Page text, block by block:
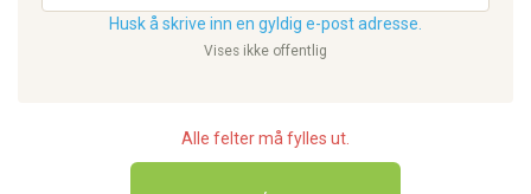
Husk å skrive inn en gyldig e-post adresse.
Vises ikke offentlig
Alle felter må fylles ut.